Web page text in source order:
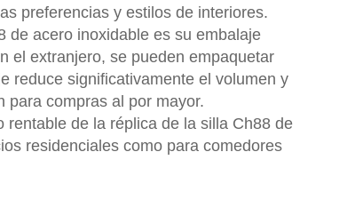
preferencias y estilos de interiores.
de acero inoxidable es su embalaje
el extranjero, se pueden empaquetar
reduce significativamente el volumen y
para compras al por mayor.
de la réplica de la silla Ch88 de
residenciales como para comedores